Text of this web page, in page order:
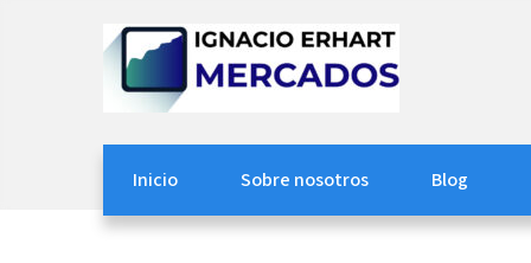
Ignacio Erhart
Inicio
Sobre nosotros Blog